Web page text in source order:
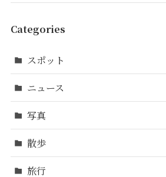
Categories
スポット
ニュース
写真
散歩
旅行